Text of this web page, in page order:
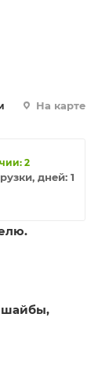
На карте
2
дней: 1
шайбы,